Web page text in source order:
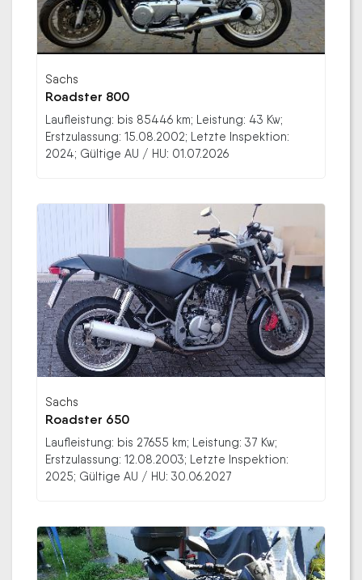
Sachs
Roadster 800
Laufleistung: bis 85446 km; Leistung: 43 Kw;
Erstzulassung: 15.08.2002; Letzte Inspektion:
2024; Gültige AU / HU: 01.07.2026
Sachs
Roadster 650
Laufleistung: bis 27655 km; Leistung: 37 Kw;
Erstzulassung: 12.08.2003; Letzte Inspektion:
2025; Gültige AU / HU: 30.06.2027